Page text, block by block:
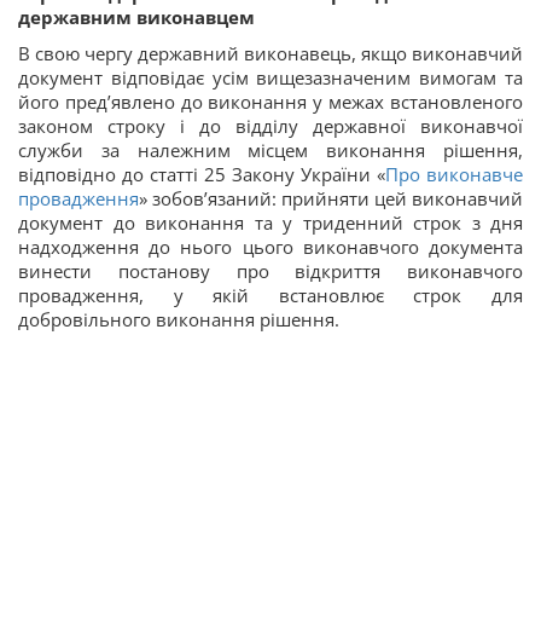
державним виконавцем
В свою чергу державний виконавець, якщо виконавчий
документ відповідає усім вищезазначеним вимогам та
його пред’явлено до виконання у межах встановленого
законом строку і до відділу державної виконавчої
служби за належним місцем виконання рішення,
відповідно до статті 25 Закону України «Про виконавче
провадження» зобов’язаний: прийняти цей виконавчий
документ до виконання та у триденний строк з дня
надходження до нього цього виконавчого документа
винести постанову про відкриття виконавчого
провадження, у якій встановлює строк для
добровільного виконання рішення.